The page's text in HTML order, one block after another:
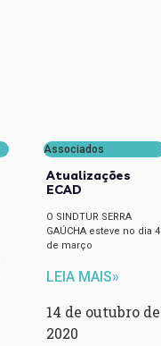
Associados
Atualizações
ECAD
O SINDTUR SERRA
GAÚCHA esteve no dia 4
de março
LEIA MAIS»
14 de outubro de
2020